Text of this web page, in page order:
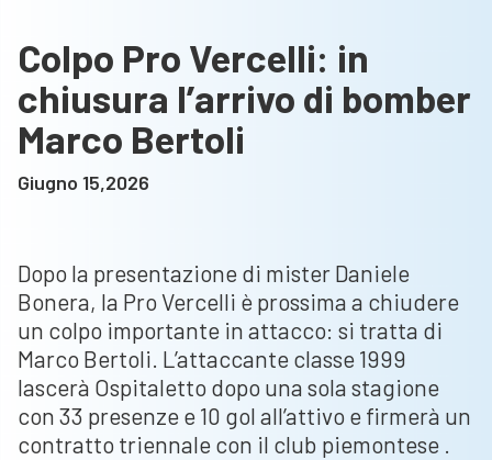
Colpo Pro Vercelli: in
chiusura l’arrivo di bomber
Marco Bertoli
Giugno 15,2026
Dopo la presentazione di mister Daniele
Bonera, la Pro Vercelli è prossima a chiudere
un colpo importante in attacco: si tratta di
Marco Bertoli. L’attaccante classe 1999
lascerà Ospitaletto dopo una sola stagione
con 33 presenze e 10 gol all’attivo e firmerà un
contratto triennale con il club piemontese .